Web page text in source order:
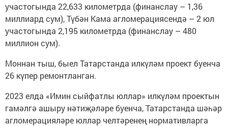
участогында 22,633 километрда (финанслау – 1,36
миллиард сум), Түбән Кама агломерациясендә – 2 юл
участогында 2,195 километрда (финанслау – 480
миллион сум).
Моннан тыш, быел Татарстанда илкүләм проект буенча
26 күпер ремонтланган.
2023 елда «Имин сыйфатлы юллар» илкүләм проектын
гамәлгә ашыру нәтиҗәләре буенча, Татарстанда шәһәр
агломерацияләре юллар челтәренең нормативларга